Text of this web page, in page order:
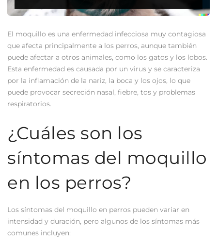
El moquillo es una enfermedad infecciosa muy contagiosa
que afecta principalmente a los perros, aunque también
puede afectar a otros animales, como los gatos y los lobos.
Esta enfermedad es causada por un virus y se caracteriza
por la inflamación de la nariz, la boca y los ojos, lo que
puede provocar secreción nasal, fiebre, tos y problemas
respiratorios.
¿Cuáles son los
síntomas del moquillo
en los perros?
Los síntomas del moquillo en perros pueden variar en
intensidad y duración, pero algunos de los síntomas más
comunes incluyen: